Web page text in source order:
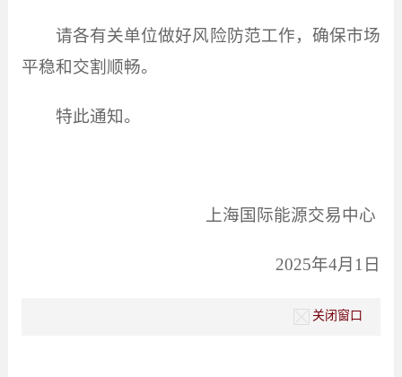
请各有关单位做好风险防范工作，确保市场
平稳和交割顺畅。
特此通知。
上海国际能源交易中心
2025年4月 1 日
关闭窗口